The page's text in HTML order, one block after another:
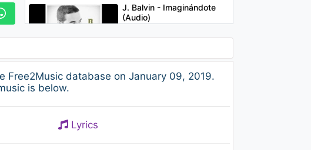
J. Balvin - Imaginándote
(Audio)
Prince Royce, Marc
Anthony - Adicto
Química
Free2Music database on January 09, 2019.
is below.
Lyrics